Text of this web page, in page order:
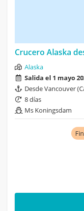
Crucero Alaska
Alaska
Salida el 1 mayo
Desde Vancouver
8 días
Ms Koningsdam